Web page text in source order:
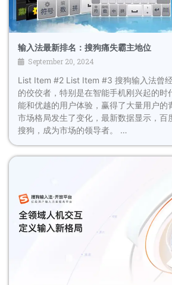
输入法最新排名：搜狗痛失霸主地位
September 20, 2024
List Item #2 List Item #3 搜狗输入法曾
的佼佼者，特别是在智能手机刚兴起的时
能和优越的用户体验，赢得了大量用户的
市场格局发生了变化，最新数据显示，百
搜狗，成为市场的领导者。 …